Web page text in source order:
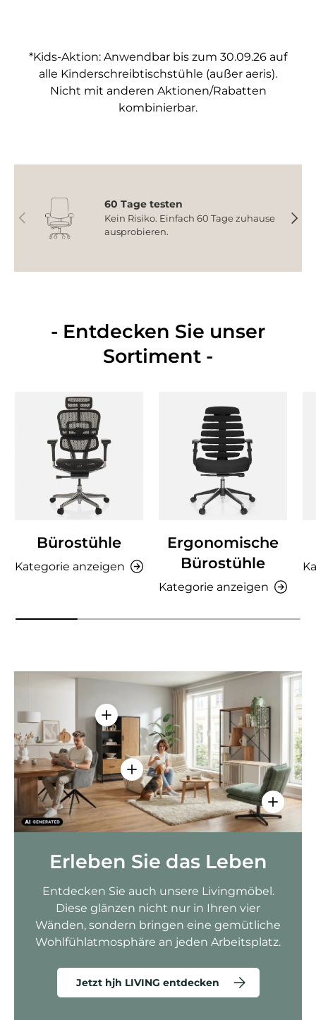
*Kids-Aktion: Anwendbar bis zum 30.09.26 auf
alle Kinderschreibtischstühle (außer aeris).
Nicht mit anderen Aktionen/Rabatten
kombinierbar.
Vorherige
60 Tage testen
Kein Risiko. Einfach 60 Tage zuhause
ausprobieren.
- Entdecken Sie unser
Sortiment -
Bürostühle
Kategorie anzeigen
Ergonomische
Bürostühle
Kategorie anzeigen
Einzelheiten anzeigen - AMIO H -
Einzelheiten anzeigen - Sitzolo 2
Erleben Sie das Leben
Entdecken Sie auch unsere Livingmöbel.
Diese glänzen nicht nur in Ihren vier
Wänden, sondern bringen eine gemütliche
Wohlfühlatmosphäre an jeden Arbeitsplatz.
Jetzt hjh LIVING entdecken